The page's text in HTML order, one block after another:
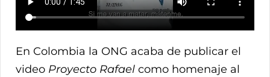
En Colombia la ONG acaba de publicar el
video Proyecto Rafael como homenaje al